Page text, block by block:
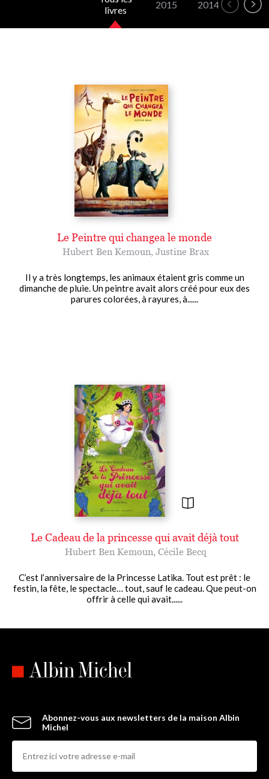
livres
2015 2014
Le Peintre qui changea le monde
Hubert Ben Kemoun, Justine Brax
Il y a très longtemps, les animaux étaient gris comme un
dimanche de pluie. Un peintre avait alors créé pour eux des
parures colorées, à rayures, à......
Le Cadeau de la princesse qui avait déjà tout
Hubert Ben Kemoun, Cécile Becq
C’est l’anniversaire de la Princesse Latika. Tout est prêt : le
festin, la fête, le spectacle… tout, sauf le cadeau. Que peut-on
offrir à celle qui avait......
Abonnez-vous aux newsletters de la maison Albin
Michel